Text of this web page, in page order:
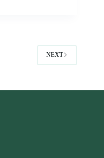
NEXT